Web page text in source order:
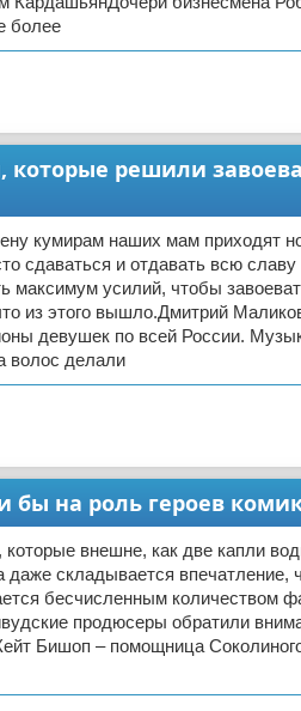
более
решили
кумирам наших мам приходят
сдаваться и отдавать всю
максимум усилий, чтобы
из этого вышло.Дмитрий
девушек по всей России.
волос делали
на роль героев
внешне, как две капли
даже складывается
бесчисленным количеством
продюсеры обратили
Бишоп – помощница